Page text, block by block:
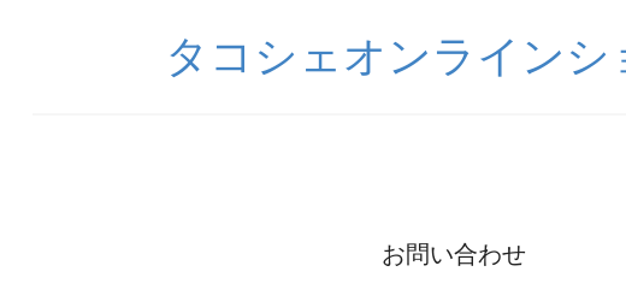
タコシェオンラインシ
お問い合わせ